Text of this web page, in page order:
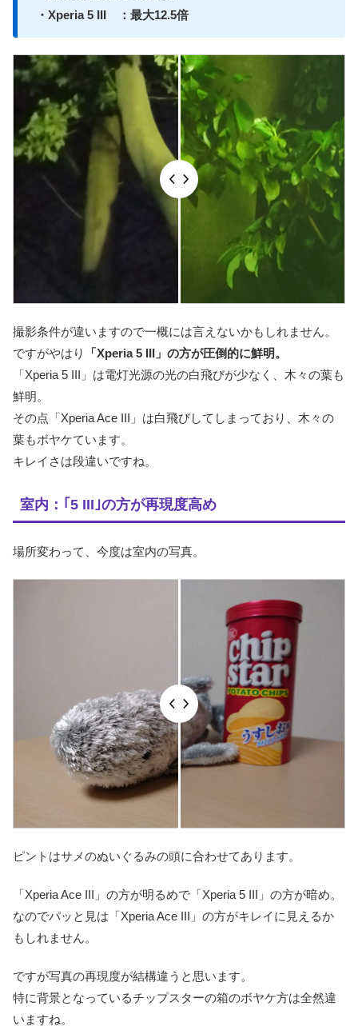
・Xperia 5 III ：最大12.5倍
撮影条件が違いますので一概には言えないかもしれません。
ですがやはり
「Xperia 5 III」の方が圧倒的に鮮明。
「Xperia 5 III」は電灯光源の光の白飛びが少なく、木々の葉も
鮮明。
その点「Xperia Ace III」は白飛びしてしまっており、木々の
葉もボヤケています。
キレイさは段違いですね。
室内：｢5 III｣の方が再現度高め
場所変わって、今度は室内の写真。
ピントはサメのぬいぐるみの頭に合わせてあります。
「Xperia Ace III」の方が明るめで「Xperia 5 III」の方が暗め。
なのでパッと見は「Xperia Ace III」の方がキレイに見えるか
もしれません。
ですが写真の再現度が結構違うと思います。
特に背景となっているチップスターの箱のボヤケ方は全然違
いますね。